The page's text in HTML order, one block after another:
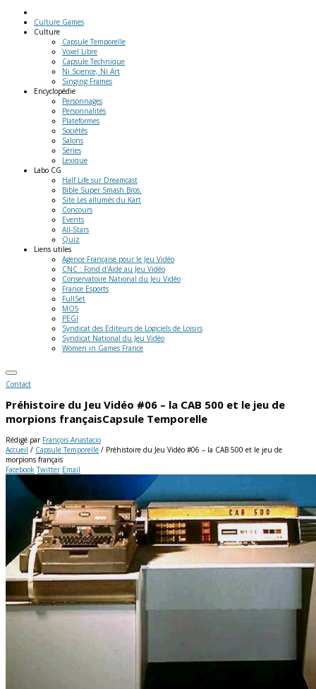
Culture Games
Culture
Capsule Temporelle
Voxel Libre
Capsule Technique
Ni Science, Ni Art
Singing Frames
Encyclopédie
Personnages
Personnalités
Plateformes
Sociétés
Salons
Séries
Lexique
Labo CG
Half Life sur Dreamcast
Bible Super Smash Bros.
Site Les allumés du Kart
Concours
Events
All-Stars
Quiz
Liens utiles
Agence Française pour le Jeu Vidéo
CNC : Fond d'Aide au Jeu Vidéo
Conservatoire National du Jeu Vidéo
France Esports
FullSet
MO5
PEGI
Syndicat des Editeurs de Logiciels de Loisirs
Syndicat National du Jeu Vidéo
Women in Games France
Contact
Préhistoire du Jeu Vidéo #06 – la CAB 500 et le jeu de
morpions françaisCapsule Temporelle
Rédigé par François Anastacio
Accueil / Capsule Temporelle / Préhistoire du Jeu Vidéo #06 – la CAB 500 et le jeu de
morpions français
Facebook Twitter Email